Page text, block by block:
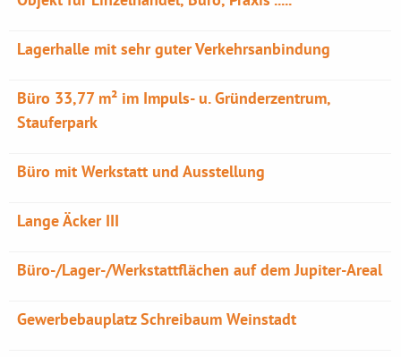
Lagerhalle mit sehr guter Verkehrsanbindung
Büro 33,77 m² im Impuls- u. Gründerzentrum,
Stauferpark
Büro mit Werkstatt und Ausstellung
Lange Äcker III
Büro-/Lager-/Werkstattflächen auf dem Jupiter-Areal
Gewerbebauplatz Schreibaum Weinstadt